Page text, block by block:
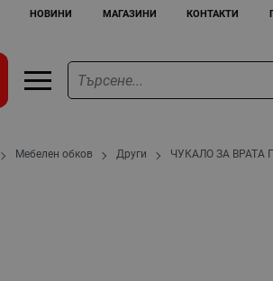
НОВИНИ МАГАЗИНИ КОНТАКТИ
Мебелен обков Други ЧУКАЛО ЗА ВРАТА